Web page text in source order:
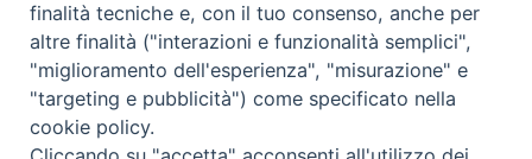
CONTATTI
e@mail:info@diocesicosenza.it
tel: +39 0984 687712
finalità tecniche e, con il tuo consenso, anche per
altre finalità ("interazioni e funzionalità semplici",
"miglioramento dell'esperienza", "misurazione" e
"targeting e pubblicità") come specificato nella
cookie policy.